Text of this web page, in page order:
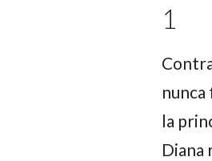
1
nunca
la
Diana